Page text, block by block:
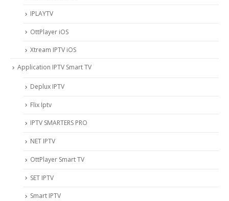
IPLAYTV
OttPlayer iOS
Xtream IPTV iOS
Application IPTV Smart TV
Deplux IPTV
Flix Iptv
IPTV SMARTERS PRO
NET IPTV
OttPlayer Smart TV
SET IPTV
Smart IPTV